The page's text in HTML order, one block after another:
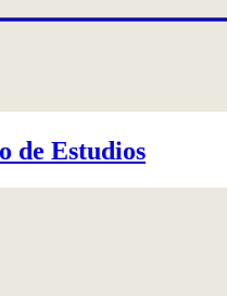
de Estudios